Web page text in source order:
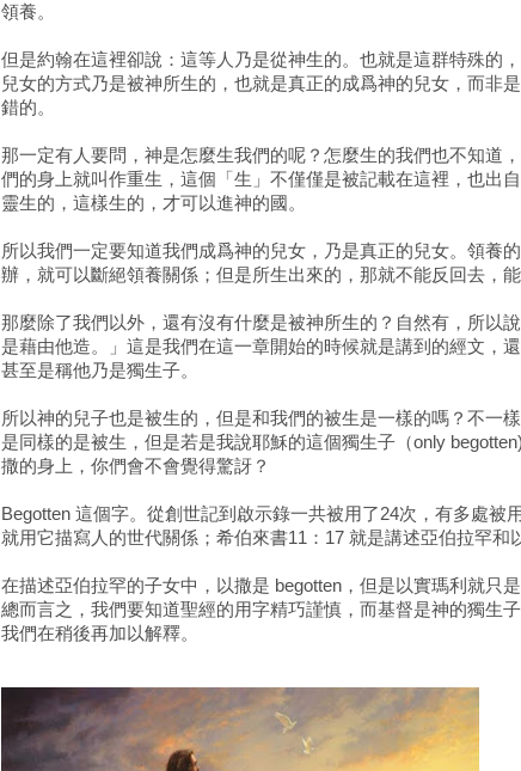
領養。
但是約翰在這裡卻說：這等人乃是從神生的。也就是這群特殊的
兒女的方式乃是被神所生的，也就是真正的成爲神的兒女，而非
錯的。
那一定有人要問，神是怎麼生我們的呢？怎麼生的我們也不知道
們的身上就叫作重生，這個「生」不僅僅是被記載在這裡，也出
靈生的，這樣生的，才可以進神的國。
所以我們一定要知道我們成爲神的兒女，乃是真正的兒女。領養
辦，就可以斷絕領養關係；但是所生出來的，那就不能反回去，
那麼除了我們以外，還有沒有什麼是被神所生的？自然有，所以
是藉由他造。」這是我們在這一章開始的時候就是講到的經文，
甚至是稱他乃是獨生子。
所以神的兒子也是被生的，但是和我們的被生是一樣的嗎？不一
是同樣的是被生，但是若是我說耶穌的這個獨生子（only
撒的身上，你們會不會覺得驚訝？
Begotten 這個字。從創世記到啟示錄一共被用了24次，有多處被
就用它描寫人的世代關係；希伯來書11：17 就是講述亞伯拉罕和
在描述亞伯拉罕的子女中，以撒是 begotten，但是以實瑪利就只
總而言之，我們要知道聖經的用字精巧謹慎，而基督是神的獨生
我們在稍後再加以解釋。